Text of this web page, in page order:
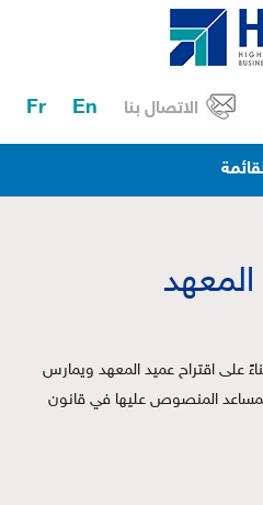
الاتصال بنا En
Fr
على اقتراح عميد المعهد ويمارس
المنصوص عليها في قانون